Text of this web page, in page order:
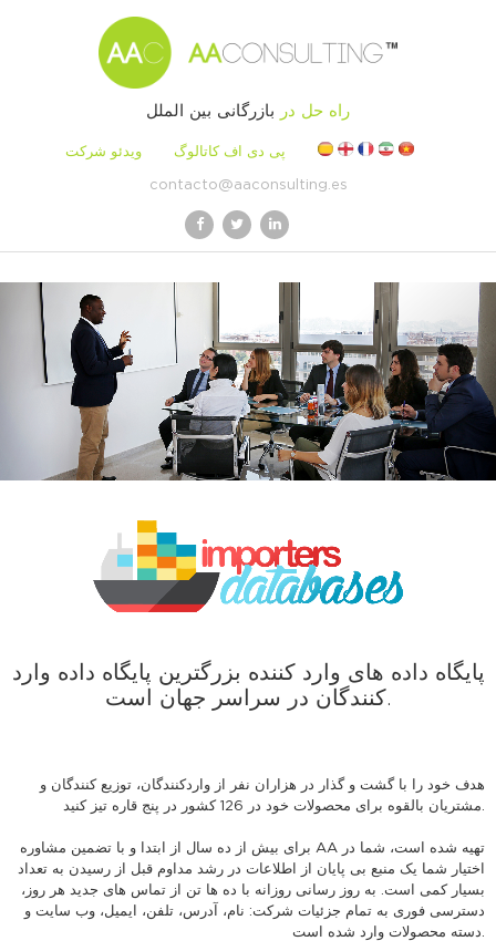
راه حل در بازرگانی بین الملل
ویدئو شرکت پی دی اف کاتالوگ
contacto@aaconsulting.es
پایگاه داده های وارد کننده بزرگترین پایگاه داده وارد
کنندگان در سراسر جهان است.
هدف خود را با گشت و گذار در هزاران نفر از واردکنندگان، توزیع کنندگان و
مشتریان بالقوه برای محصولات خود در 126 کشور در پنج قاره تیز کنید.
برای بیش از ده سال از ابتدا و با تضمین مشاوره AA تهیه شده است، شما در
اختیار شما یک منبع بی پایان از اطلاعات در رشد مداوم قبل از رسیدن به تعداد
بسیار کمی است. به روز رسانی روزانه با ده ها تن از تماس های جدید هر روز،
دسترسی فوری به تمام جزئیات شرکت: نام، آدرس، تلفن، ایمیل، وب سایت و
دسته محصولات وارد شده است.